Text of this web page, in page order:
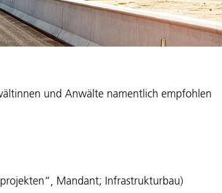
und Anwälte namentlich empfohlen
Mandant; Infrastrukturbau)